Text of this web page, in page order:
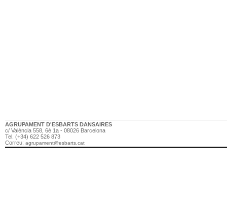
AGRUPAMENT D'ESBARTS DANSAIRES
c/ València 558, 6è 1a - 08026 Barcelona
Tel. (+34) 622 526 873
Correu: agrupament@esbarts.cat